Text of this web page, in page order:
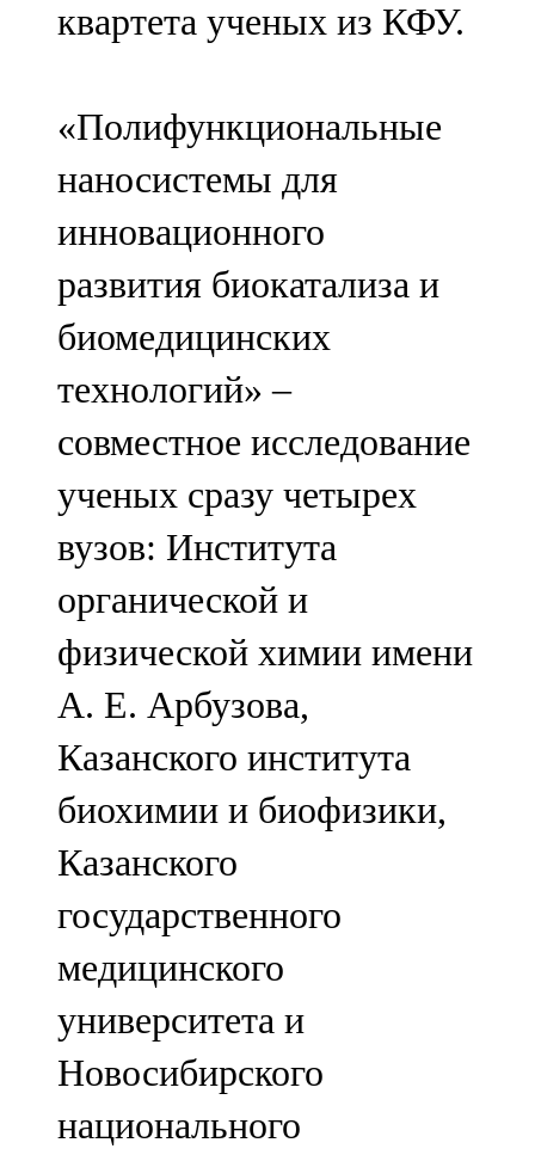
квартета ученых из КФУ.
«Полифункциональные
наносистемы для
инновационного
развития биокатализа и
биомедицинских
технологий» –
совместное исследование
ученых сразу четырех
вузов: Института
органической и
физической химии имени
А. Е. Арбузова,
Казанского института
биохимии и биофизики,
Казанского
государственного
медицинского
университета и
Новосибирского
национального